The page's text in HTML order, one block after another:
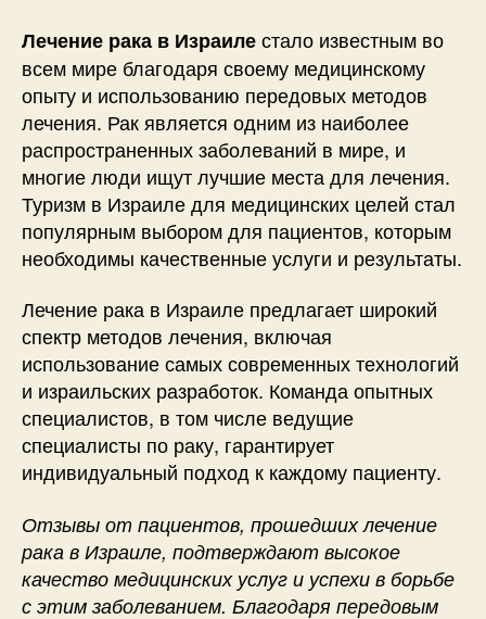
Лечение рака в Израилестало известным во
всем мире благодаря своему медицинскому
опыту и использованию передовых методов
лечения. Рак является одним из наиболее
распространенных заболеваний в мире, и
многие люди ищут лучшие места для лечения.
Туризм в Израиле для медицинских целей стал
популярным выбором для пациентов, которым
необходимы качественные услуги и результаты.
Лечение рака в Израиле предлагает широкий
спектр методов лечения, включая
использование самых современных технологий
и израильских разработок. Команда опытных
специалистов, в том числе ведущие
специалисты по раку, гарантирует
индивидуальный подход к каждому пациенту.
Отзывы от пациентов, прошедших лечение
рака в Израиле, подтверждают высокое
качество медицинских услуг и успехи в борьбе
с этим заболеванием. Благодаря передовым